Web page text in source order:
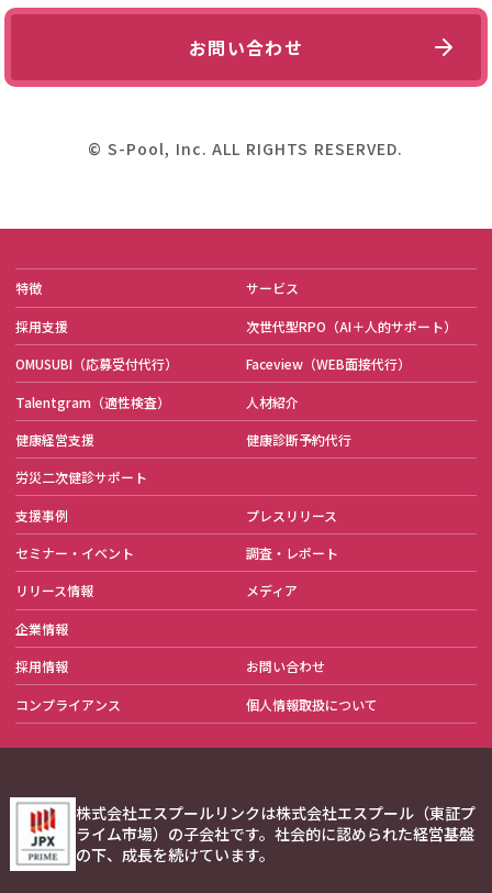
お問い合わせ
© S-Pool, Inc. ALL RIGHTS RESERVED.
特徴 サービス
採用支援 次世代型RPO （AI＋人的サポート）
OMUSUBI （応募受付代行） Faceview （WEB面接代行）
Talentgram （適性検査） 人材紹介
健康経営支援 健康診断予約代行
労災二次健診サポート
支援事例 プレスリリース
セミナー・イベント 調査・レポート
リリース情報 メディア
企業情報
採用情報 お問い合わせ
コンプライアンス 個人情報取扱について
株式会社エスプールリンクは株式会社エスプール（東証プ
ライム市場）の子会社です。社会的に認められた経営基盤
の下、成長を続けています。